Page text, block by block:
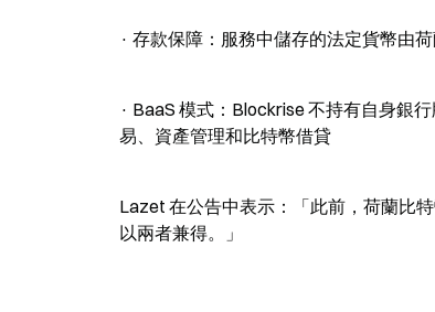
· 存款保障：服務中儲存的法定貨幣由
· BaaS 模式：Blockrise 不持有自身銀
易、資產管理和比特幣借貸
Lazet 在公告中表示：「此前，荷蘭比
以兩者兼得。」